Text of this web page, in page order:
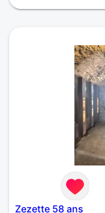
Zezette 58 ans